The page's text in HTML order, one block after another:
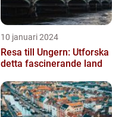
10 januari 2024
Resa till Ungern: Utforska
detta fascinerande land